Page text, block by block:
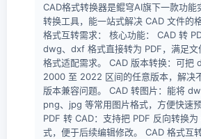
CAD格式转换器是鲲穹AI旗下一款功能
转换工具，能一站式解决 CAD 文件的
格式互转需求： 核心功能： CAD 转
dwg、dxf 格式直接转为 PDF，满足文
格式适配需求。 CAD 版本转换：可把
2000 至 2022 区间的任意版本，解决
版本兼容问题。 CAD 转图片：能将
png、jpg 等常用图片格式，方便快速预
PDF 转 CAD：支持把 PDF 反向转换
式，便于后续编辑修改。 CAD 格式互